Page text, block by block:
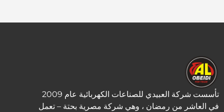
تأسست شركة العبيدي للصناعات الكهربائية عام 2009
في العاشر من رمضان ، وهي شركة مصرية بحتة – تعمل